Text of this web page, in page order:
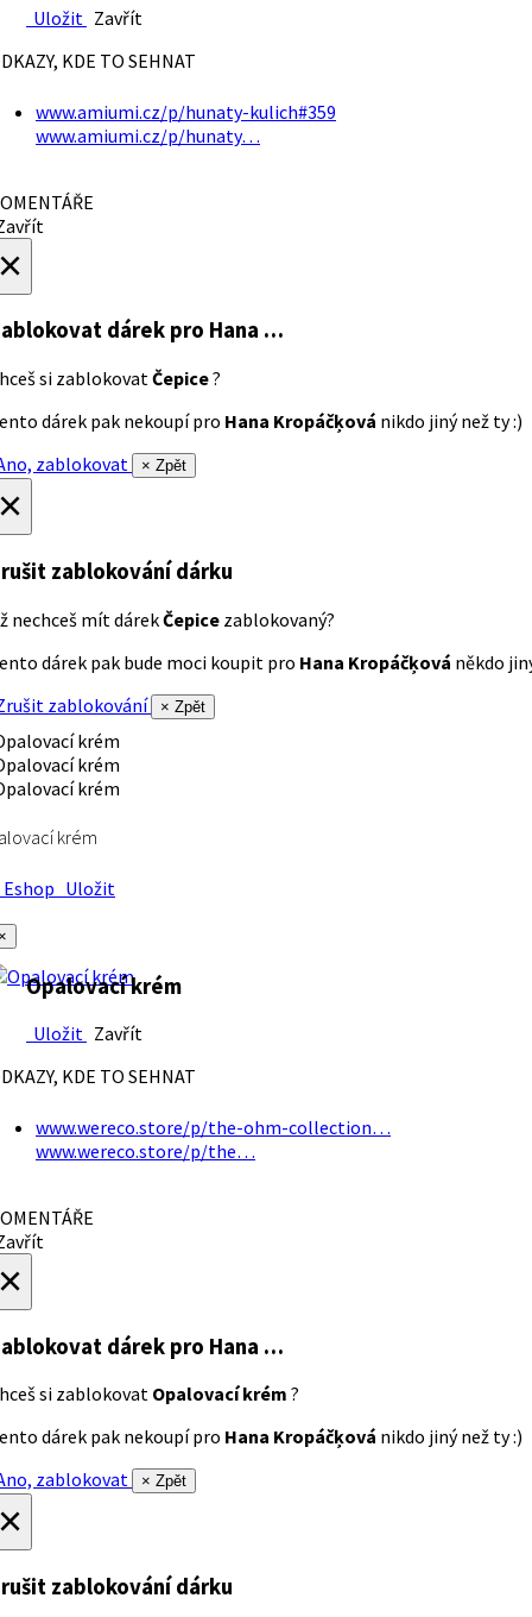
Uložit Zavřít
KDE TO SEHNAT
www.amiumi.cz/p/hunaty-kulich#359
www.amiumi.cz/p/hunaty…
dárek pro Hana …
si zablokovatČepice?
dárek pak nekoupí pro Hana Kropáčķová nikdo jiný než ty :)
zablokovat
× Zpět
zablokování dárku
nechceš mít dárekČepice zablokovaný?
dárek pak bude moci koupit pro Hana Kropáčķová někdo
zablokování
× Zpět
krém
Uložit
Opalovací krém
Uložit Zavřít
KDE TO SEHNAT
www.wereco.store/p/the-ohm-collection…
www.wereco.store/p/the…
dárek pro Hana …
si zablokovat Opalovací krém ?
dárek pak nekoupí pro Hana Kropáčķová nikdo jiný než ty :)
zablokovat
× Zpět
zablokování dárku